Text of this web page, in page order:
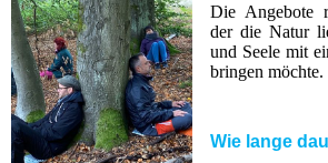
Die Angebote
der die Natur
und Seele mit
bringen möchte.
Wie lange